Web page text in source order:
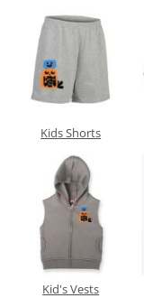
Kids Shorts
Kid's Vests